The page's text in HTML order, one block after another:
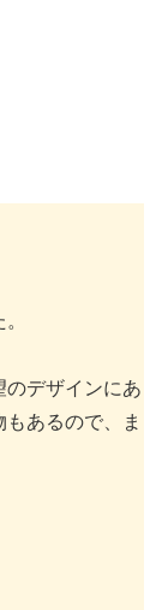
デザインにあ
あるので、ま